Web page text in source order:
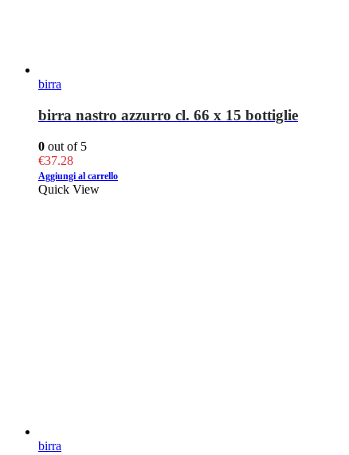
birra
birra nastro azzurro cl. 66 x 15 bottiglie
0 out of 5
€37.28
Aggiungi al carrello
Quick View
birra